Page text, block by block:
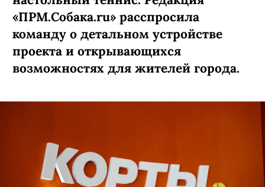
«ПРМ.Собака.ru» расспросила
команду о детальном устройстве
проекта и открывающихся
возможностях для жителей города.